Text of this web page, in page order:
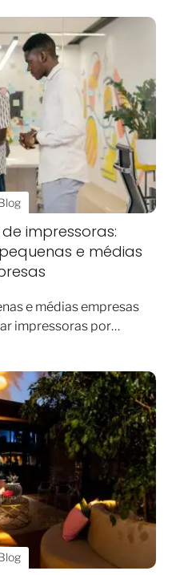
impressoras:
e médias
e médias empresas
impressoras por…